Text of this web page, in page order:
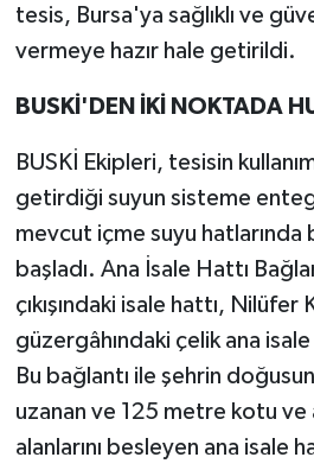
tesis, Bursa'ya sağlıklı ve
vermeye hazır hale getirildi.
BUSKİ'DEN İKİ NOKTADA
BUSKİ Ekipleri, tesisin
getirdiği suyun sisteme
mevcut içme suyu hatlarında
başladı. Ana İsale Hattı
çıkışındaki isale hattı,
güzergâhındaki çelik ana
Bu bağlantı ile şehrin
uzanan ve 125 metre kotu ve
alanlarını besleyen ana isale